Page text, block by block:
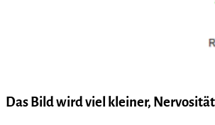
Das Bild wird viel kleiner,